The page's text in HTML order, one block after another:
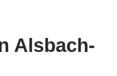
Alsbach-